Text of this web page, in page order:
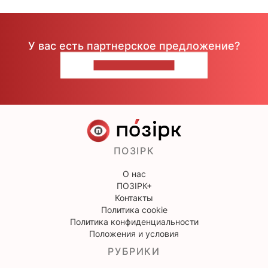
У вас есть партнерское предложение?
ПОЗІРК
О нас
ПОЗІРК+
Контакты
Политика cookie
Политика конфиденциальности
Положения и условия
РУБРИКИ